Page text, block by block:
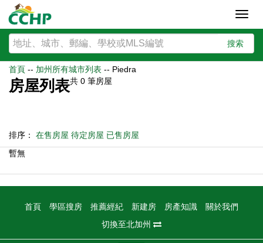
搜索
首頁 -- 加州所有城市列表 -- Piedra
房屋列表共 0 筆房屋
排序： 在售房屋 待定房屋 已售房屋
暫無
首頁 學區搜房 推薦經紀 新建房 房產知識
關於我們
切換至北加州